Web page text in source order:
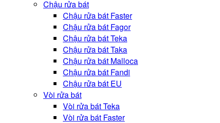
Chậu rửa bát
Chậu rửa bát Faster
Chậu rửa bát Fagor
Chậu rửa bát Teka
Chậu rửa bát Taka
Chậu rửa bát Malloca
Chậu rửa bát Fandi
Chậu rửa bát EU
Vòi rửa bát
Vòi rửa bát Teka
Vòi rửa bát Faster